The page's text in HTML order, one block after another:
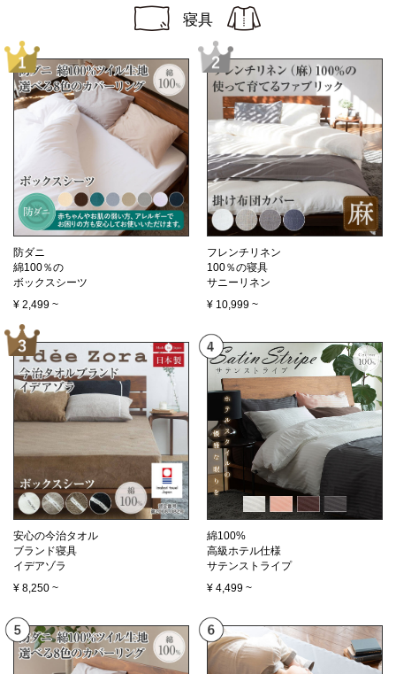
寝具
防ダニ
綿100％の
ボックスシーツ
¥ 2,499 ~
フレンチリネン
100％の寝具
サニーリネン
¥ 10,999 ~
安心の今治タオル
ブランド寝具
イデアゾラ
¥ 8,250 ~
綿100%
高級ホテル仕様
サテンストライプ
¥ 4,499 ~